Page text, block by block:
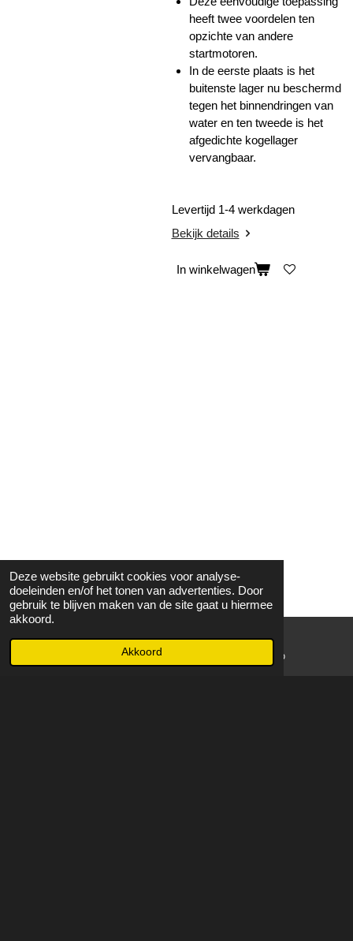
Deze website gebruikt cookies voor analyse-
doeleinden en/of het tonen van advertenties. Door
gebruik te blijven maken van de site gaat u hiermee
akkoord.
Akkoord
heeft twee voordelen ten
opzichte van andere
startmotoren.
In de eerste plaats is het
buitenste lager nu beschermd
tegen het binnendringen van
water en ten tweede is het
afgedichte kogellager
vervangbaar.
Levertijd 1-4 werkdagen
Bekijk details
In winkelwagen
WhatsApp